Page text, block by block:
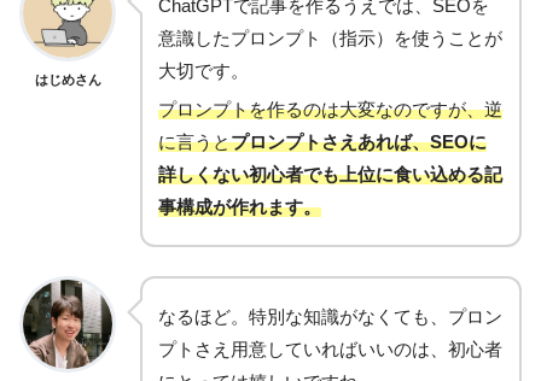
はじめさん
ChatGPTで記事を作るうえでは、SEOを
意識したプロンプト（指示）を使うことが
大切です。
プロンプトを作るのは大変なのですが、逆
に言うとプロンプトさえあれば、SEOに
詳しくない初心者でも上位に食い込める記
事構成が作れます。
なるほど。特別な知識がなくても、プロン
プトさえ用意していればいいのは、初心者